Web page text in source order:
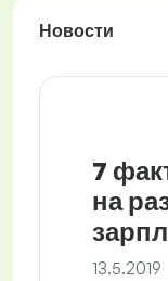
Новости
7
на
13.5.2019